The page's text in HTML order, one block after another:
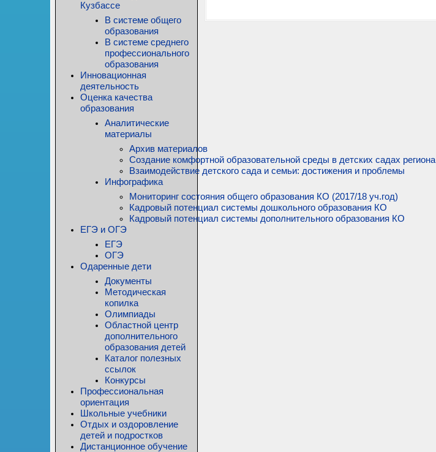
Кузбассе
В системе общего
образования
В системе среднего
профессионального
образования
Инновационная
деятельность
Оценка качества
образования
Аналитические
материалы
Архив материалов
Создание комфортной образовательной среды в детских садах региона
Взаимодействие детского сада и семьи: достижения и проблемы
Инфографика
Мониторинг состояния общего образования КО (2017/18 уч.год)
Кадровый потенциал системы дошкольного образования КО
Кадровый потенциал системы дополнительного образования КО
ЕГЭ и ОГЭ
ЕГЭ
ОГЭ
Одаренные дети
Документы
Методическая
копилка
Олимпиады
Областной центр
дополнительного
образования детей
Каталог полезных
ссылок
Конкурсы
Профессиональная
ориентация
Школьные учебники
Отдых и оздоровление
детей и подростков
Дистанционное обучение